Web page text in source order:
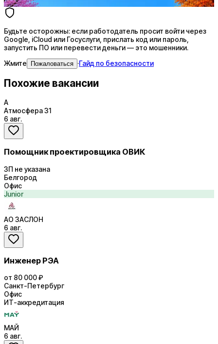
Будьте осторожны: если работодатель просит войти через
Google, iCloud или Госуслуги, прислать код или пароль,
запустить ПО или перевести деньги — это мошенники.
Жмите
Пожаловаться ·Гайд по безопасности
Похожие вакансии
А
Атмосфера 31
6 авг.
Помощник проектировщика ОВИК
ЗП не указана
Белгород
Офис
Junior
АО ЗАСЛОН
6 авг.
Инженер РЭА
от 80 000 ₽
Санкт-Петербург
Офис
ИТ-аккредитация
МАЙ
6 авг.